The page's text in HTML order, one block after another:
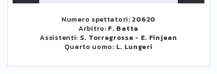
Numero spettatori: 20620
Arbitro: F. Batta
Assistenti: S. Torregrossa - E. Finjean
Quarto uomo: L. Lungeri